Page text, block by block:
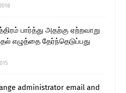
பார்த்து அதற்கு ஏற்றவாறு
எழுத்தை தேர்ந்தெடுப்பது
administrator email and